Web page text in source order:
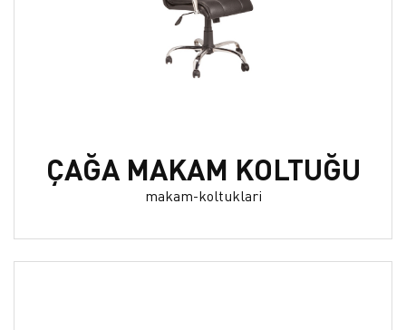
ÇAĞA MAKAM KOLTUĞU
makam-koltuklari